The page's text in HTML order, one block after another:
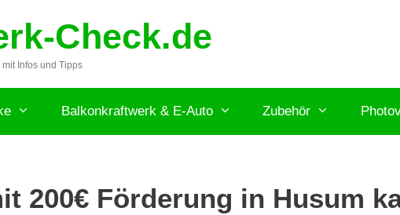
Check.de
Infos und Tipps
Balkonkraftwerk & E-Auto Zubehör
200€ Förderung in Husum